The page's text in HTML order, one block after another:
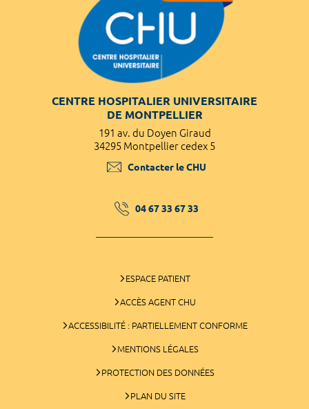
CENTRE HOSPITALIER UNIVERSITAIRE
DE MONTPELLIER
191 av. du Doyen Giraud
34295 Montpellier cedex 5
Contacter le CHU
04 67 33 67 33
ESPACE PATIENT
ACCÈS AGENT CHU
ACCESSIBILITÉ : PARTIELLEMENT CONFORME
MENTIONS LÉGALES
PROTECTION DES DONNÉES
PLAN DU SITE